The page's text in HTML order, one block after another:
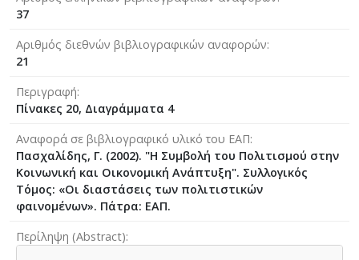
37
Αριθμός διεθνών βιβλιογραφικών αναφορών
21
Περιγραφή
Πίνακες 20, Διαγράμματα 4
Αναφορά σε βιβλιογραφικό υλικό του ΕΑΠ
Πασχαλίδης, Γ. (2002). "Η Συμβολή του Πολιτισμού στην
Κοινωνική και Οικονομική Ανάπτυξη". Συλλογικός
Τόμος: «Οι διαστάσεις των πολιτιστικών
φαινομένων». Πάτρα: ΕΑΠ.
Περίληψη (Abstract)